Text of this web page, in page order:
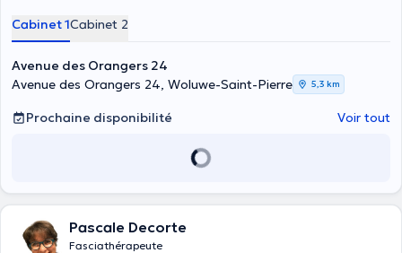
Cabinet 1Cabinet 2
Avenue des Orangers 24
Avenue des Orangers 24, Woluwe-Saint-Pierre
5,3 km
Prochaine disponibilité Voir tout
Pascale Decorte
Fasciathérapeute